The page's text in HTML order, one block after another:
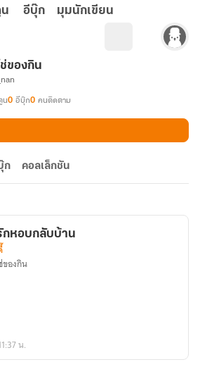
อีบุ๊ก มุมนักเขียน
ช่ของกิน
น0 อีบุ๊ก0 คนติดตาม
ก คอลเล็กชัน
กหอบกลับบ้าน
ของกิน
น.